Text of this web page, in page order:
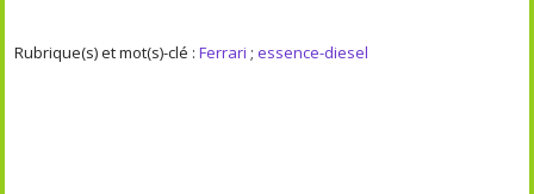
Rubrique(s) et mot(s)-clé :Ferrari ;essence-diesel